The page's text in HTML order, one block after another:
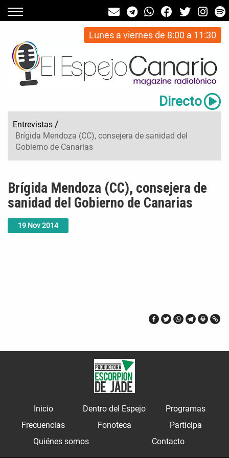
Lunes a viernes de 8:00 a 11:30
Directo
Entrevistas /
Brígida Mendoza (CC), consejera de sanidad del
Gobierno de Canarias
19 Nov2014
Brígida Mendoza (CC), consejera de
sanidad del Gobierno de Canarias
Inicio Dentro del Espejo
Programas
Frecuencias
Fonoteca
Participa
Quiénes somos
Contacto